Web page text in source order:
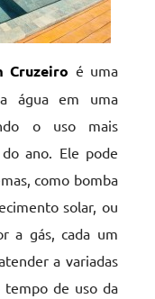
Cruzeiro é uma
água em uma
o uso mais
ano. Ele pode
como bomba
solar, ou
a gás, cada um
a variadas
tempo de uso da